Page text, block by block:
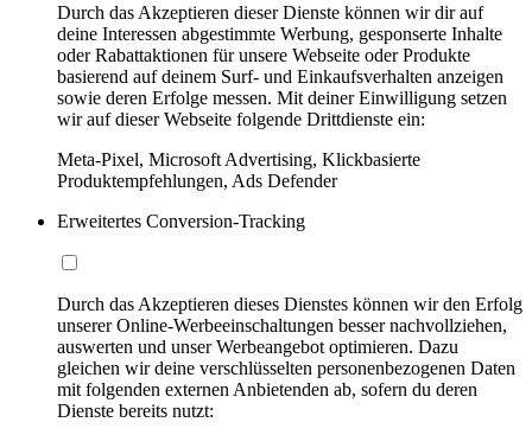
Durch das Akzeptieren dieser Dienste können wir dir auf
deine Interessen abgestimmte Werbung, gesponserte Inhalte
oder Rabattaktionen für unsere Webseite oder Produkte
basierend auf deinem Surf- und Einkaufsverhalten anzeigen
sowie deren Erfolge messen. Mit deiner Einwilligung setzen
wir auf dieser Webseite folgende Drittdienste ein:
Meta-Pixel, Microsoft Advertising, Klickbasierte
Produktempfehlungen, Ads Defender
Erweitertes Conversion-Tracking
Durch das Akzeptieren dieses Dienstes können wir den Erfolg
unserer Online-Werbeeinschaltungen besser nachvollziehen,
auswerten und unser Werbeangebot optimieren. Dazu
gleichen wir deine verschlüsselten personenbezogenen Daten
mit folgenden externen Anbietenden ab, sofern du deren
Dienste bereits nutzt: